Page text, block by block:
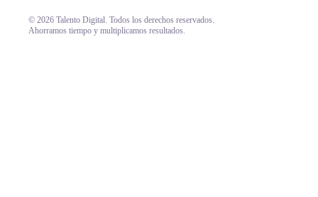
© 2026 Talento Digital. Todos los derechos reservados.
Ahorramos tiempo y multiplicamos resultados.